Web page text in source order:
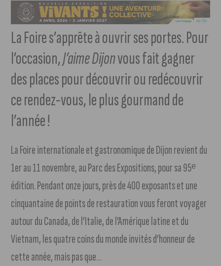
La Foire s’apprête à ouvrir ses portes. Pour
l’occasion,J’aime Dijonvous fait gagner
des places pour découvrir ou redécouvrir
ce rendez-vous, le plus gourmand de
l’année !
La Foire internationale et gastronomique de Dijon revient du
1er au 11 novembre, au Parc des Expositions, pour sa 95ᵉ
édition. Pendant onze jours, près de 400 exposants et une
cinquantaine de points de restauration vous feront voyager
autour du Canada, de l’Italie, de l’Amérique latine et du
Vietnam, les quatre coins du monde invités d’honneur de
cette année, mais pas que…